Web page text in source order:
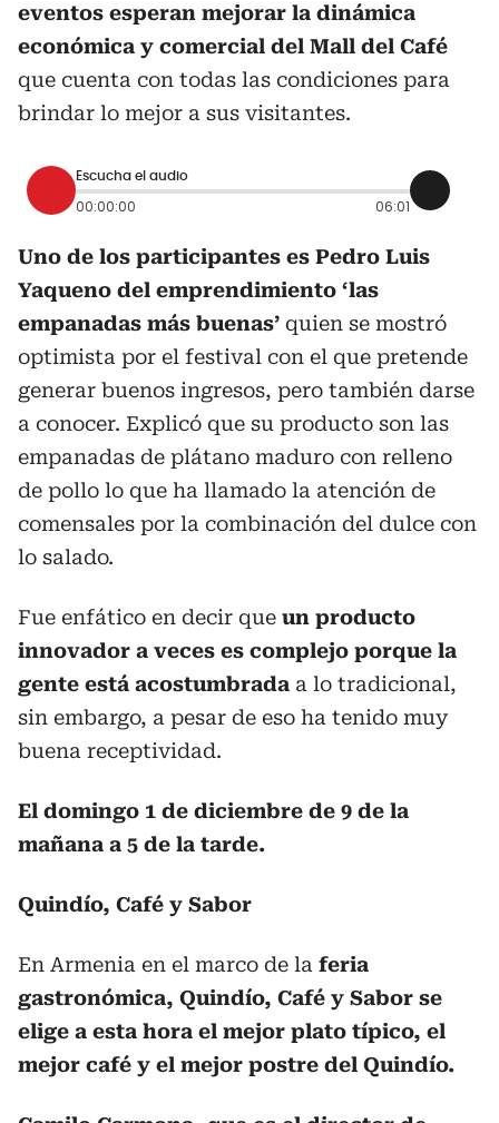
eventos esperan mejorar la dinámica
económica y comercial del Mall del Café
que cuenta con todas las condiciones para
brindar lo mejor a sus visitantes.
Escucha el audio
00:00:00 06:01
Uno de los participantes es Pedro Luis
Yaqueno del emprendimiento ‘las
empanadas más buenas’ quien se mostró
optimista por el festival con el que pretende
generar buenos ingresos, pero también darse
a conocer. Explicó que su producto son las
empanadas de plátano maduro con relleno
de pollo lo que ha llamado la atención de
comensales por la combinación del dulce con
lo salado.
Fue enfático en decir que un producto
innovador a veces es complejo porque la
gente está acostumbrada a lo tradicional,
sin embargo, a pesar de eso ha tenido muy
buena receptividad.
El domingo 1 de diciembre de 9 de la
mañana a 5 de la tarde.
Quindío, Café y Sabor
En Armenia en el marco de la feria
gastronómica, Quindío, Café y Sabor se
elige a esta hora el mejor plato típico, el
mejor café y el mejor postre del Quindío.